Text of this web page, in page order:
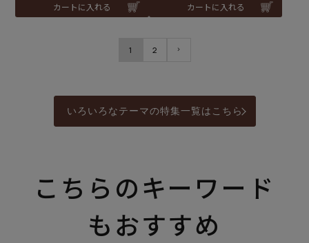
カートに入れる カートに入れる
1 2
いろいろなテーマの特集一覧はこちら
こちらのキーワード
もおすすめ